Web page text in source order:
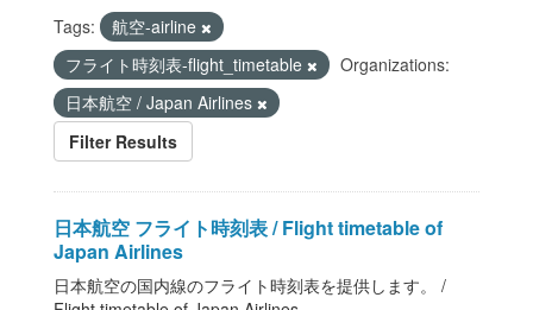
Tags:
航空-airline
フライト時刻表-flight_timetable
Organizations:
日本航空 / Japan Airlines
Filter Results
日本航空 フライト時刻表 / Flight timetable of
Japan Airlines
日本航空の国内線のフライト時刻表を提供します。 /